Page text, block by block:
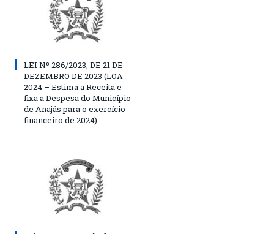
LEI Nº 286/2023, DE 21 DE
DEZEMBRO DE 2023 (LOA
2024 – Estima a Receita e
fixa a Despesa do Município
de Anajás para o exercício
financeiro de 2024)